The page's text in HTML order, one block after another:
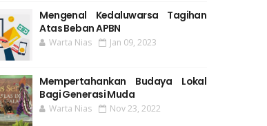
Mengenal Kedaluwarsa Tagihan
Atas Beban APBN
Warta Nias Jan 09, 2023
Mempertahankan Budaya Lokal
Bagi Generasi Muda
Warta Nias Nov 23, 2022